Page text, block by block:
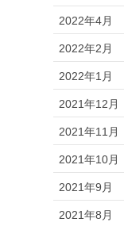
2022年4月
2022年2月
2022年1月
2021年12月
2021年11月
2021年10月
2021年9月
2021年8月